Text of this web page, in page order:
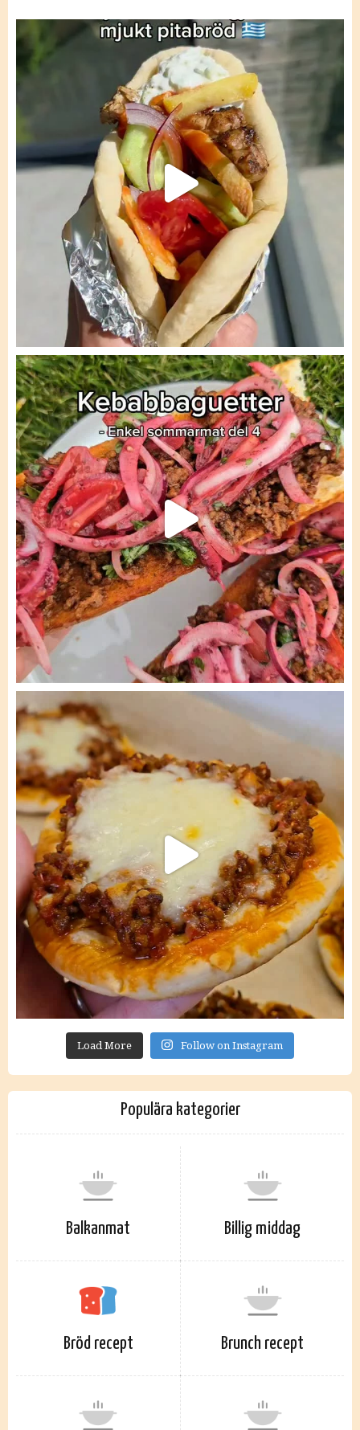
Load More Follow on Instagram
Populära kategorier
Balkanmat Billig middag
Bröd recept Brunch recept